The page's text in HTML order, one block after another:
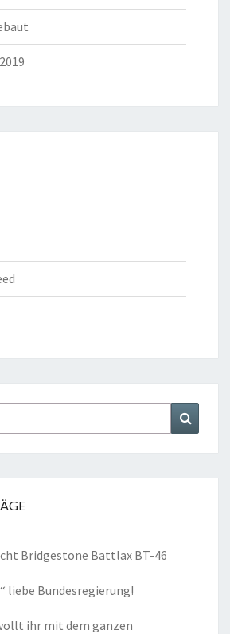
Bridgestone Battlax BT-46
liebe Bundesregierung!
ihr mit dem ganzen